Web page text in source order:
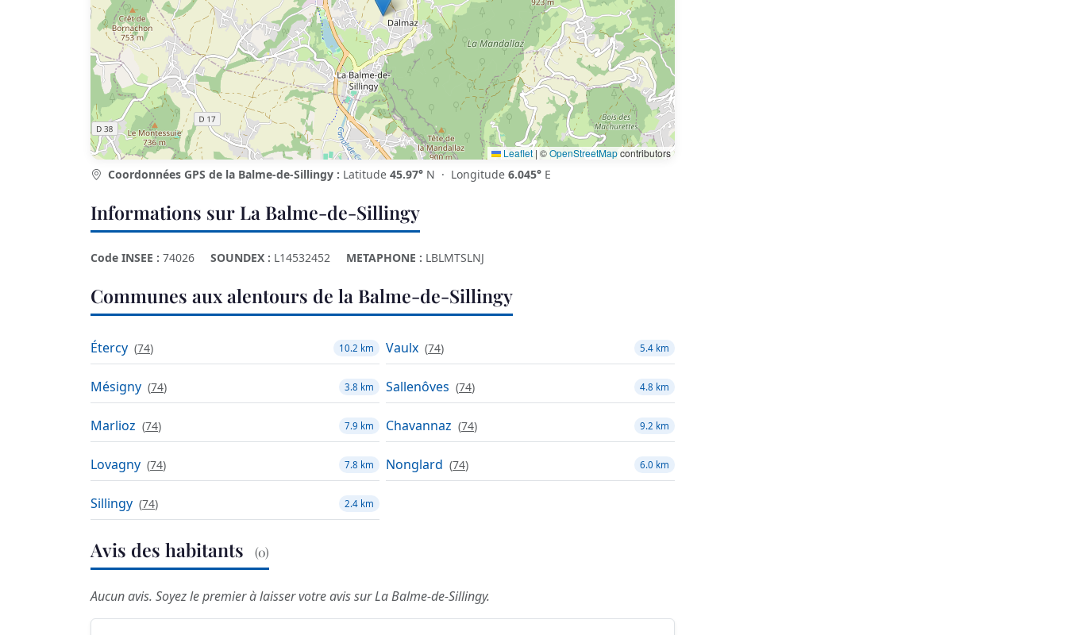
Leaflet | ©OpenStreetMapcontributors
Coordonnées GPS de la Balme-de-Sillingy : Latitude 45.97° N · Longitude 6.045° E
Informations sur La Balme-de-Sillingy
Code INSEE : 74026 SOUNDEX : L14532452 METAPHONE : LBLMTSLNJ
Communes aux alentours de la Balme-de-Sillingy
Étercy (74) 10.2 km Vaulx (74) 5.4 km
Mésigny (74) 3.8 km Sallenôves (74) 4.8 km
Marlioz (74) 7.9 km Chavannaz (74) 9.2 km
Lovagny (74) 7.8 km Nonglard (74) 6.0 km
Sillingy (74) 2.4 km
Avis des habitants (0)
Aucun avis. Soyez le premier à laisser votre avis sur La Balme-de-Sillingy.